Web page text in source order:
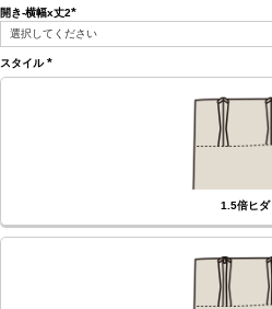
開き-横幅x丈2
(必
須)
スタイル
(必
1.5倍ヒダ